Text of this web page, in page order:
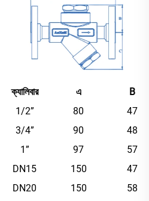
ক্যালিবার এ B
1/2” 80
47
3/4”
90
48
1”
97 57
DN15 150
47
DN20
150
58